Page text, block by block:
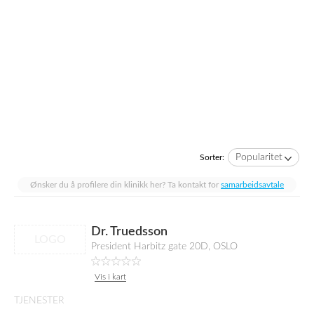
Sorter: Popularitet
Ønsker du å profilere din klinikk her? Ta kontakt for samarbeidsavtale
Dr. Truedsson
President Harbitz gate 20D, OSLO
Vis i kart
TJENESTER